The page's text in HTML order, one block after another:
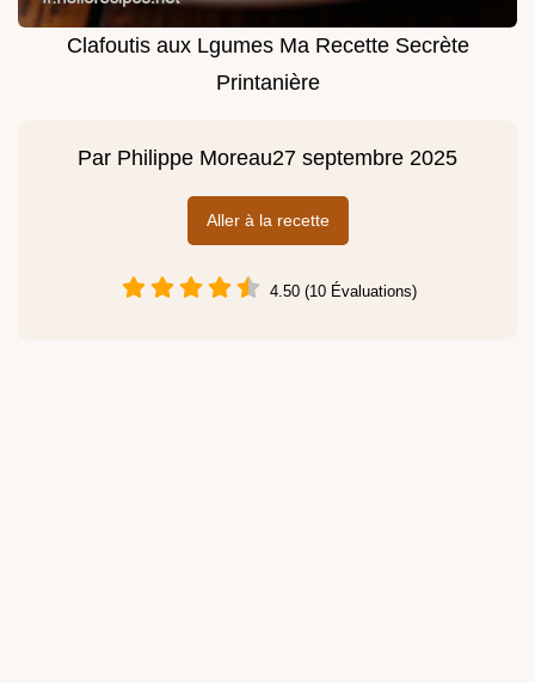
Clafoutis aux Lgumes Ma Recette Secrète
Printanière
Par Philippe Moreau27 septembre 2025
Aller à la recette
4.50 (10 Évaluations)